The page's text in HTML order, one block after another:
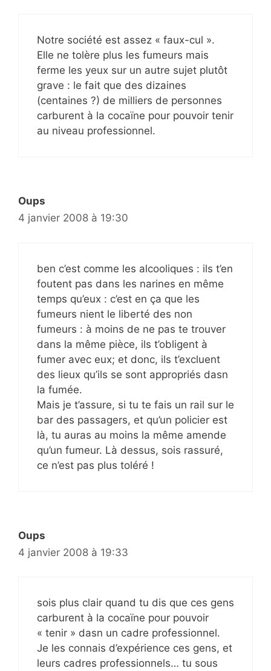
Notre société est assez « faux-cul ».
Elle ne tolère plus les fumeurs mais
ferme les yeux sur un autre sujet plutôt
grave : le fait que des dizaines
(centaines ?) de milliers de personnes
carburent à la cocaïne pour pouvoir tenir
au niveau professionnel.
Oups
4 janvier 2008 à 19:30
ben c’est comme les alcooliques : ils t’en
foutent pas dans les narines en même
temps qu’eux : c’est en ça que les
fumeurs nient le liberté des non
fumeurs : à moins de ne pas te trouver
dans la même pièce, ils t’obligent à
fumer avec eux; et donc, ils t’excluent
des lieux qu’ils se sont appropriés dasn
la fumée.
Mais je t’assure, si tu te fais un rail sur le
bar des passagers, et qu’un policier est
là, tu auras au moins la même amende
qu’un fumeur. Là dessus, sois rassuré,
ce n’est pas plus toléré !
Oups
4 janvier 2008 à 19:33
sois plus clair quand tu dis que ces gens
carburent à la cocaïne pour pouvoir
« tenir » dasn un cadre professionnel.
Je les connais d’expérience ces gens, et
leurs cadres professionnels… tu sous